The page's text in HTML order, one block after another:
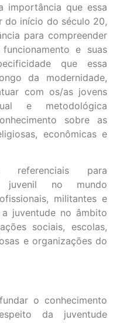
importância que essa
do início do século 20,
para compreender
e suas
que essa
da modernidade,
com os/as jovens
e metodológica
sobre as
econômicas e
referenciais para
juvenil no mundo
militantes e
juventude no âmbito
sociais, escolas,
e organizações do
o conhecimento
da juventude